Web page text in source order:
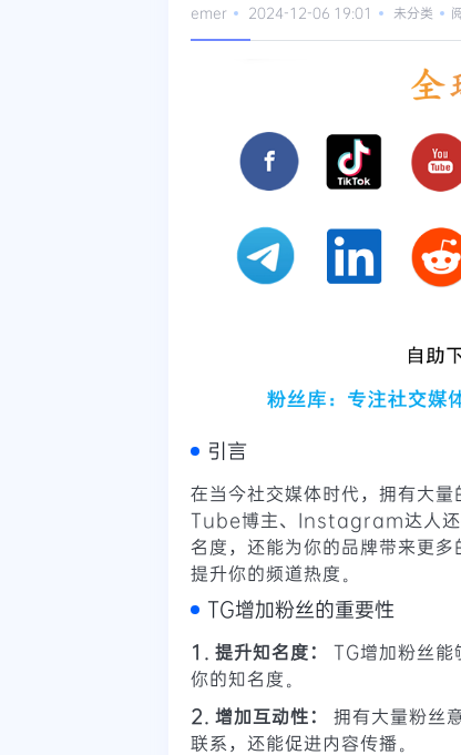
emer 2024-12-06 19:01 未分类
引言
在当今社交媒体时代，拥有大
Tube博主、Instagram达人还
名度，还能为你的品牌带来更
提升你的频道热度。
TG增加粉丝的重要性
1. 提升知名度：
TG增加粉丝能
你的知名度。
2. 增加互动性：
拥有大量粉丝
联系，还能促进内容传播。